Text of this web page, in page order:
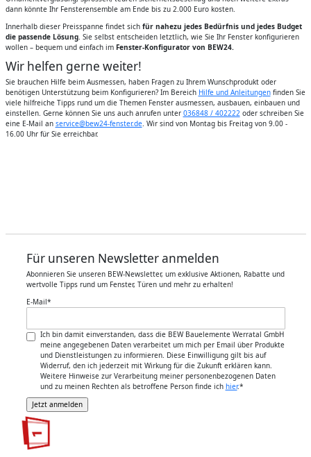
dann könnte Ihr Fensterensemble am Ende bis zu 2.000 Euro kosten.
Innerhalb dieser Preisspanne findet sich für nahezu jedes Bedürfnis und jedes Budget
die passende Lösung. Sie selbst entscheiden letztlich, wie Sie Ihr Fenster konfigurieren
wollen – bequem und einfach im Fenster-Konfigurator von BEW24.
Wir helfen gerne weiter!
Sie brauchen Hilfe beim Ausmessen, haben Fragen zu Ihrem Wunschprodukt oder
benötigen Unterstützung beim Konfigurieren? Im Bereich Hilfe und Anleitungenfinden Sie
viele hilfreiche Tipps rund um die Themen Fenster ausmessen, ausbauen, einbauen und
einstellen. Gerne können Sie uns auch anrufen unter 036848 / 402222oder schreiben Sie
eine E-Mail an service@bew24-fenster.de. Wir sind von Montag bis Freitag von 9.00 -
16.00 Uhr für Sie erreichbar.
Für unseren Newsletter anmelden
Abonnieren Sie unseren BEW-Newsletter, um exklusive Aktionen, Rabatte und
wertvolle Tipps rund um Fenster, Türen und mehr zu erhalten!
E-Mail*
Ich bin damit einverstanden, dass die BEW Bauelemente Werratal GmbH
meine angegebenen Daten verarbeitet um mich per Email über Produkte
und Dienstleistungen zu informieren. Diese Einwilligung gilt bis auf
Widerruf, den ich jederzeit mit Wirkung für die Zukunft erklären kann.
Weitere Hinweise zur Verarbeitung meiner personenbezogenen Daten
und zu meinen Rechten als betroffene Person finde ich hier.*